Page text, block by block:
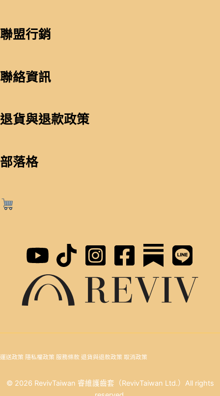
聯盟行銷
聯絡資訊
退貨與退款政策
部落格
運送政策 隱私權政策 服務條款 退貨與退款政策 取消政策
© 2026 RevivTaiwan 睿維護齒套（RevivTaiwan Ltd.）All rights